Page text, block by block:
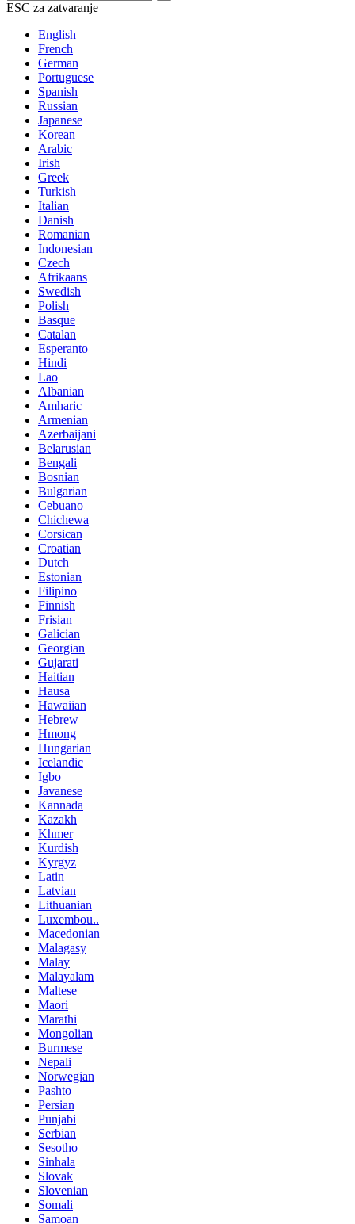
ESC za zatvaranje
English
French
German
Portuguese
Spanish
Russian
Japanese
Korean
Arabic
Irish
Greek
Turkish
Italian
Danish
Romanian
Indonesian
Czech
Afrikaans
Swedish
Polish
Basque
Catalan
Esperanto
Hindi
Lao
Albanian
Amharic
Armenian
Azerbaijani
Belarusian
Bengali
Bosnian
Bulgarian
Cebuano
Chichewa
Corsican
Croatian
Dutch
Estonian
Filipino
Finnish
Frisian
Galician
Georgian
Gujarati
Haitian
Hausa
Hawaiian
Hebrew
Hmong
Hungarian
Icelandic
Igbo
Javanese
Kannada
Kazakh
Khmer
Kurdish
Kyrgyz
Latin
Latvian
Lithuanian
Luxembou..
Macedonian
Malagasy
Malay
Malayalam
Maltese
Maori
Marathi
Mongolian
Burmese
Nepali
Norwegian
Pashto
Persian
Punjabi
Serbian
Sesotho
Sinhala
Slovak
Slovenian
Somali
Samoan